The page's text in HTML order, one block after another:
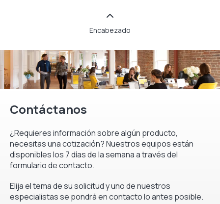
Encabezado
Contáctanos
¿Requieres información sobre algún producto,
necesitas una cotización? Nuestros equipos están
disponibles los 7 días de la semana a través del
formulario de contacto.
Elija el tema de su solicitud y uno de nuestros
especialistas se pondrá en contacto lo antes posible.